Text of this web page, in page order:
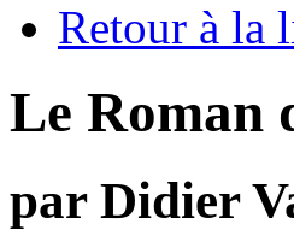
Retour à la
Le Roman
par Didier